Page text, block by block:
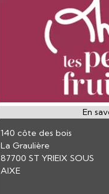
140 côte des bois
La Graulière
87700 ST YRIEIX SOUS
AIXE